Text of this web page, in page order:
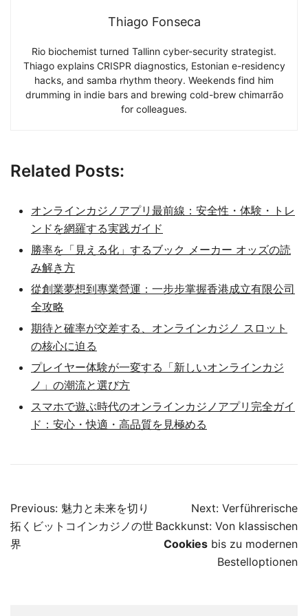
Thiago Fonseca
Rio biochemist turned Tallinn cyber-security strategist.
Thiago explains CRISPR diagnostics, Estonian e-residency
hacks, and samba rhythm theory. Weekends find him
drumming in indie bars and brewing cold-brew chimarrão
for colleagues.
Related Posts:
オンラインカジノアプリ最前線：安全性・体験・トレ
ンドを網羅する実践ガイド
勝率を「見える化」するブック メーカー オッズの読
み解き方
從創業夢想到專業營運：一步步掌握香港成立有限公司
全攻略
期待と確率が交差する、オンラインカジノ スロット
の核心に迫る
プレイヤー体験が一変する「新しいオンラインカジ
ノ」の潮流と選び方
スマホで遊ぶ時代のオンラインカジノアプリ完全ガイ
ド：安心・快適・高品質を見極める
Post
navigation
Previous: 魅力と未来を切り
拓くビットコインカジノの世
界
Next: Verführerische
Backkunst: Von klassischen
Cookies bis zu modernen
Bestelloptionen